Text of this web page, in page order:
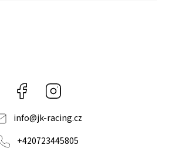
Facebook
info@jk-racing.cz
+420723445805